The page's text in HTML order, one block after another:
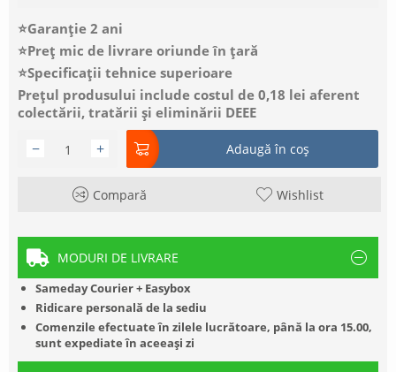
⭐Garanție 2 ani
⭐Preț mic de livrare oriunde în țară
⭐Specificații tehnice superioare
Prețul produsului include costul de 0,18 lei aferent
colectării, tratării și eliminării DEEE
+
− Adaugă în coș
Compară Wishlist
MODURI DE LIVRARE
Sameday Courier + Easybox
Ridicare personală de la sediu
Comenzile efectuate în zilele lucrătoare, până la ora 15.00,
sunt expediate în aceeași zi